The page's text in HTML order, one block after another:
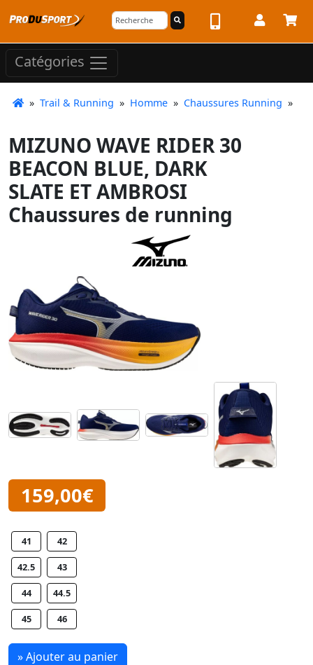
Catégories
» Trail & Running » Homme » Chaussures Running »
MIZUNO WAVE RIDER 30
BEACON BLUE, DARK
SLATE ET AMBROSI
Chaussures de running
159,00€
41 42
42.5 43
44 44.5
45 46
» Ajouter au panier